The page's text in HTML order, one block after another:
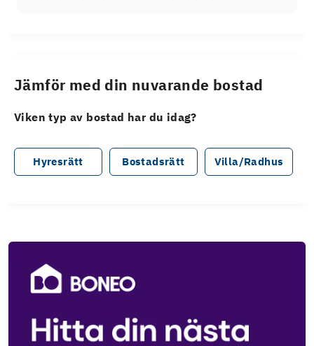
Jämför med din nuvarande bostad
Viken typ av bostad har du idag?
Hyresrätt Bostadsrätt Villa/Radhus